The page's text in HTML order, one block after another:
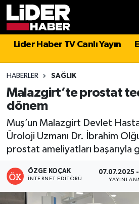
Lider Haber TV Canlı Yayın
HABERLER SAĞLIK
Malazgirt’te prostat
dönem
Muş’un Malazgirt Devlet
Üroloji Uzmanı Dr. İbrahim
prostat ameliyatları başarıyla
ÖZGE KOÇAK
İNTERNET EDITÖRÜ
07.07.2025 -
Politika
Asayiş
Magazin
Spor
Sağlık
Hava Durumu
İstanbul Namaz Vakitleri
Süper Lig Puan Durumu ve
Tüm Manşetler
Son Dakika Haberleri